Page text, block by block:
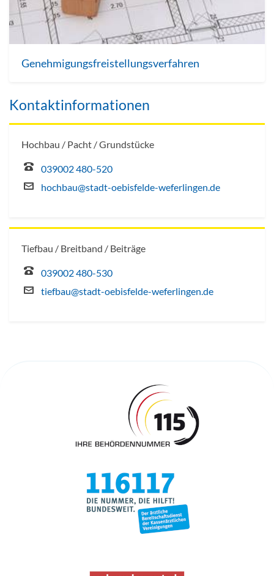
Genehmigungsfreistellungsverfahren
Kontaktinformationen
Hochbau / Pacht / Grundstücke
039002 480-520
hochbau@stadt-oebisfelde-weferlingen.de
Tiefbau / Breitband / Beiträge
039002 480-530
tiefbau@stadt-oebisfelde-weferlingen.de